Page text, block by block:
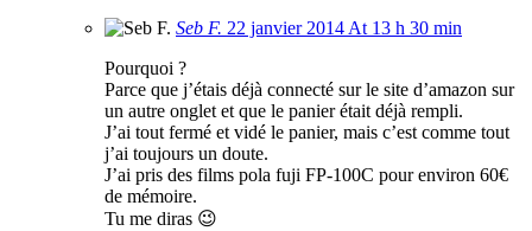
Seb F. 22 janvier 2014 At 13 h 30 min
Pourquoi ?
Parce que j’étais déjà connecté sur le site d’amazon sur
un autre onglet et que le panier était déjà rempli.
J’ai tout fermé et vidé le panier, mais c’est comme tout
j’ai toujours un doute.
J’ai pris des films pola fuji FP-100C pour environ 60€
de mémoire.
Tu me diras 😉